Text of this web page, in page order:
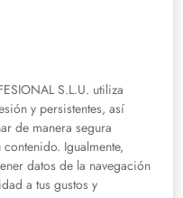
realizar un ciclo formativo, pero
cursar o, incluso, que estés
como primera
debes tener tres aspectos
conocer tus opciones,
aportar el ciclo formativo
S.L.U. utiliza
y persistentes, así
de manera segura
Igualmente,
datos de la navegación
a tus gustos y